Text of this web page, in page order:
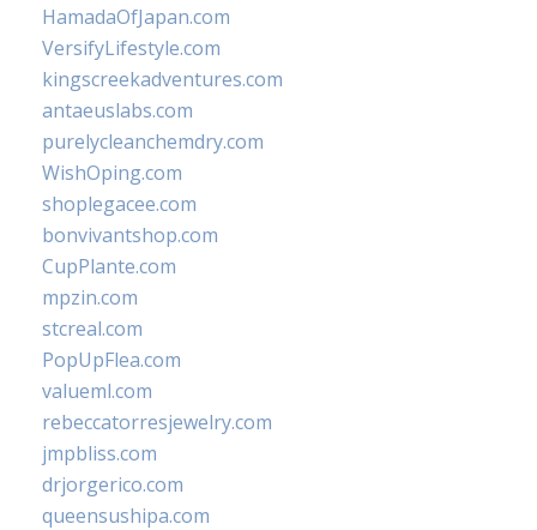
HamadaOfJapan.com
VersifyLifestyle.com
kingscreekadventures.com
antaeuslabs.com
purelycleanchemdry.com
WishOping.com
shoplegacee.com
bonvivantshop.com
CupPlante.com
mpzin.com
stcreal.com
PopUpFlea.com
valueml.com
rebeccatorresjewelry.com
jmpbliss.com
drjorgerico.com
queensushipa.com